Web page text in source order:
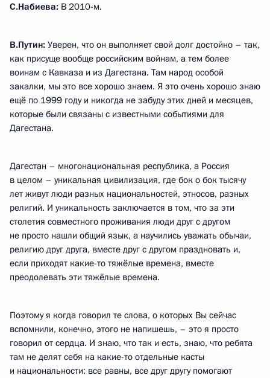
С.Набиева: В 2010-м.
В.Путин: Уверен, что он выполняет свой долг достойно – так,
как присуще вообще российским войнам, а тем более
воинам с Кавказа и из Дагестана. Там народ особой
закалки, мы это все хорошо знаем. Я это очень хорошо знаю
ещё по 1999 году и никогда не забуду этих дней и месяцев,
которые были связаны с известными событиями для
Дагестана.
Дагестан – многонациональная республика, а Россия
в целом – уникальная цивилизация, где бок о бок тысячу
лет живут люди разных национальностей, этносов, разных
религий. И уникальность заключается в том, что за эти
столетия совместного проживания люди друг с другом
не просто нашли общий язык, а научились уважать обычаи,
религию друг друга, вместе друг с другом праздновать и,
если приходят какие-то тяжёлые времена, вместе
преодолевать эти тяжёлые времена.
Поэтому я когда говорил те слова, о которых Вы сейчас
вспомнили, конечно, этого не напишешь, – это я просто
говорил от сердца. И знаю, что так и есть, знаю, что ребята
там не делят себя на какие-то отдельные касты
и национальности: все равны, все друг другу помогают